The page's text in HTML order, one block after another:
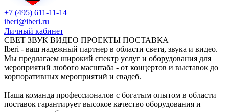
+7 (495) 611-11-14
iberi@iberi.ru
Личный кабинет
СВЕТ ЗВУК ВИДЕО ПРОЕКТЫ ПОСТАВКА
Iberi - ваш надежный партнер в области света, звука и видео.
Мы предлагаем широкий спектр услуг и оборудования для
мероприятий любого масштаба - от концертов и выставок до
корпоративных мероприятий и свадеб.
Наша команда профессионалов с богатым опытом в области
поставок гарантирует высокое качество оборудования и